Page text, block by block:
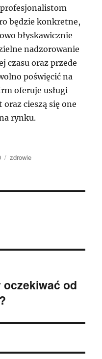
będzie konkretne,
błyskawicznie
nadzorowanie
czasu oraz przede
poświęcić na
oferuje usługi
cieszą się one
rynku.
Kategorie
zdrowie
od